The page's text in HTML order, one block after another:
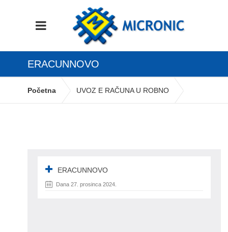
ERACUNNOVO
Početna UVOZ E RAČUNA U ROBNO
ERACUNNOVO
Dana 27. prosinca 2024.